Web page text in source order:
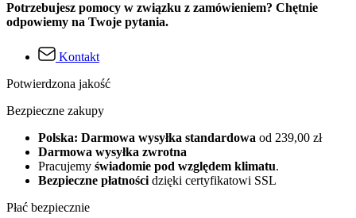
Potrzebujesz pomocy w związku z zamówieniem? Chętnie
odpowiemy na Twoje pytania.
Kontakt
Potwierdzona jakość
Bezpieczne zakupy
Polska: Darmowa wysyłka standardowa od 239,00 zł
Darmowa wysyłka zwrotna
Pracujemy świadomie pod względem klimatu.
Bezpieczne płatności dzięki certyfikatowi SSL
Płać bezpiecznie